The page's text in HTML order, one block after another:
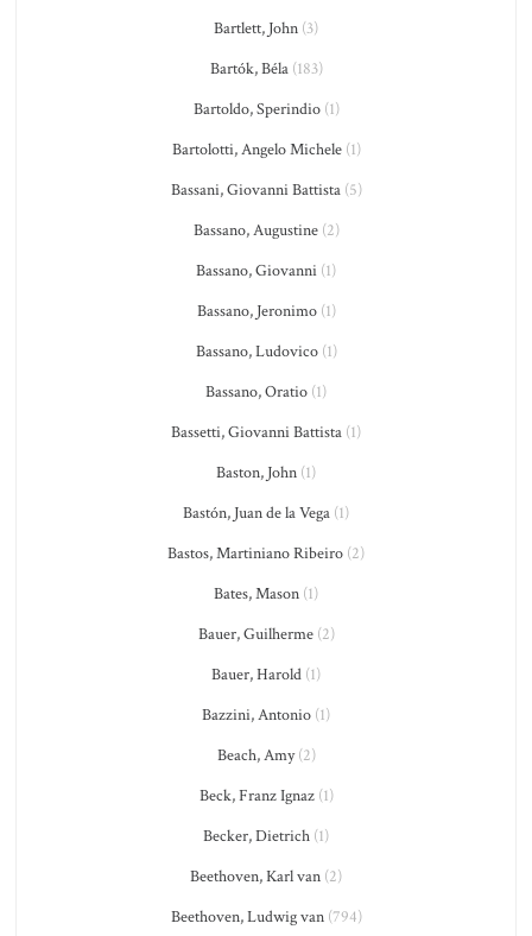
Bartlett, John (3)
Bartók, Béla(183)
Bartoldo, Sperindio(1)
Bartolotti, Angelo Michele(1)
Bassani, Giovanni Battista(5)
Bassano, Augustine(2)
Bassano, Giovanni (1)
Bassano, Jeronimo(1)
Bassano, Ludovico(1)
Bassano, Oratio (1)
Bassetti, Giovanni Battista (1)
Baston, John (1)
Bastón, Juan de la Vega (1)
Bastos, Martiniano Ribeiro (2)
Bates, Mason (1)
Bauer, Guilherme(2)
Bauer, Harold (1)
Bazzini, Antonio (1)
Beach, Amy(2)
Beck, Franz Ignaz(1)
Becker, Dietrich (1)
Beethoven, Karl van (2)
Beethoven, Ludwig van(794)